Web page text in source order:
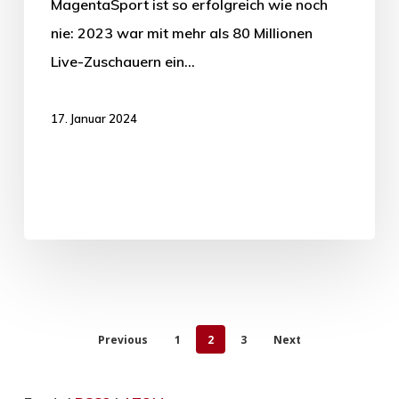
MagentaSport ist so erfolgreich wie noch
nie: 2023 war mit mehr als 80 Millionen
Live-Zuschauern ein…
17. Januar 2024
Previous 1 2 3 Next